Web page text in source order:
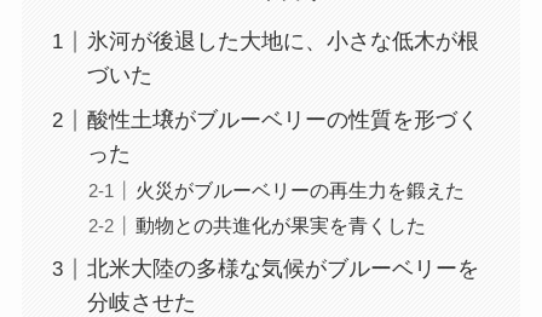
氷河が後退した大地に、小さな低木が根
づいた
酸性土壌がブルーベリーの性質を形づく
った
火災がブルーベリーの再生力を鍛えた
動物との共進化が果実を青くした
北米大陸の多様な気候がブルーベリーを
分岐させた